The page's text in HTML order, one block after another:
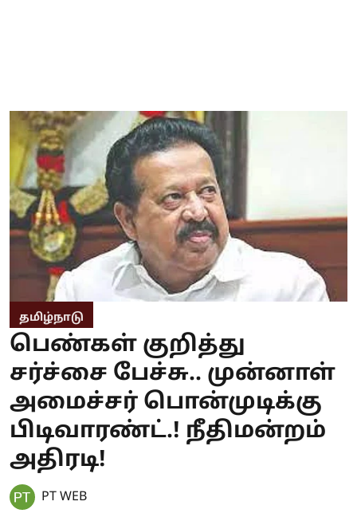
தமிழ்நாடு
பெண்கள் குறித்து
சர்ச்சை பேச்சு.. முன்னாள்
அமைச்சர் பொன்முடிக்கு
பிடிவாரண்ட்.! நீதிமன்றம்
அதிரடி!
PT WEB